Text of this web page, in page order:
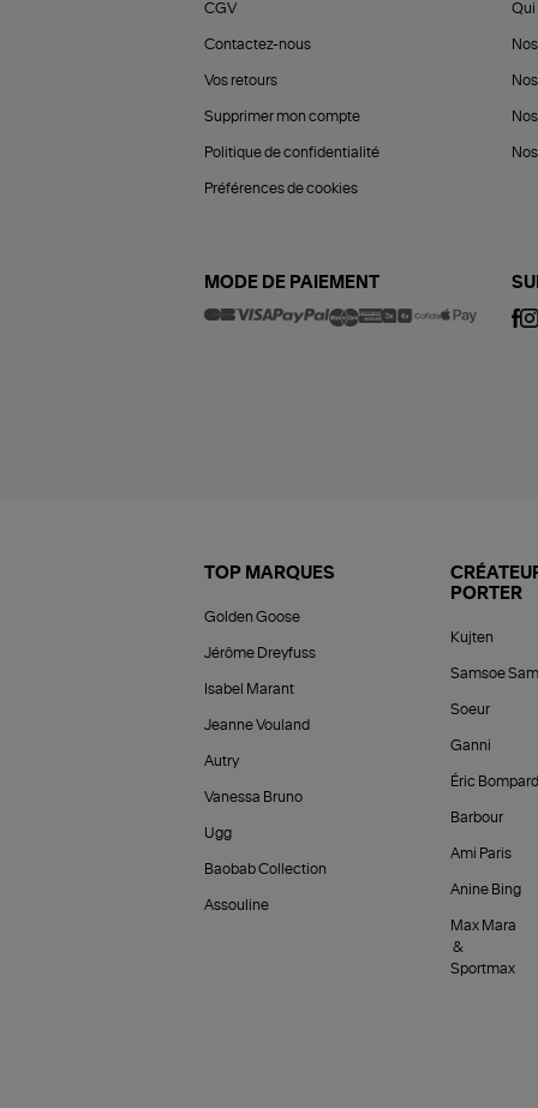
CGV
Contactez-nous
Vos retours
Supprimer mon compte
Politique de confidentialité
Préférences de cookies
Qui
MODE DE PAIEMENT
TOP MARQUES
Golden Goose
Jérôme Dreyfuss
Isabel Marant
Jeanne Vouland
Autry
Vanessa Bruno
Ugg
Baobab Collection
Assouline
PORTER
Kujten
Samsoe
Soeur
Ganni
Éric Bompard
Barbour
Ami Paris
Anine Bing
Max Mara
&
Sportmax